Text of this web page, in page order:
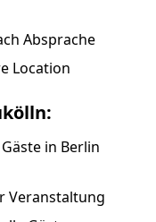
Absprache
Location
in Berlin
Veranstaltung